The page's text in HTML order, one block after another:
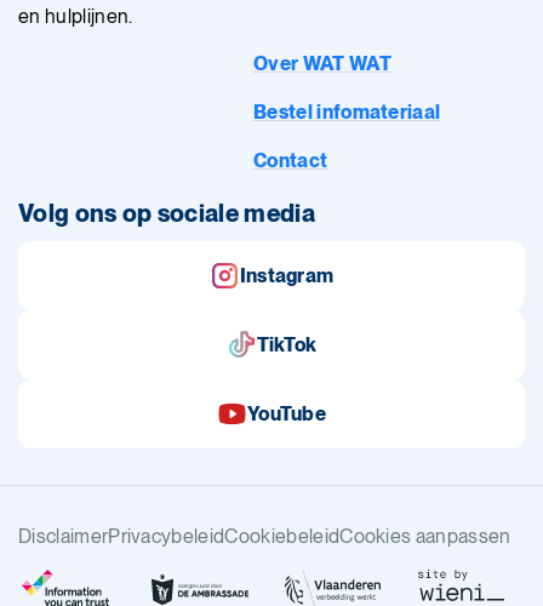
en hulplijnen.
Over WAT WAT
Bestel infomateriaal
Contact
Volg ons op sociale media
Instagram
TikTok
YouTube
DisclaimerPrivacybeleidCookiebeleidCookies aanpassen